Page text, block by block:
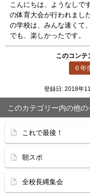
こんにちは、ようなし
の体育大会が行われまし
の学校は、みんな速くて
でも、楽しかったです。
このコンテ
６年
登録日: 2018年
このカテゴリー内の他の
これで最後！
朝スポ
全校長縄集会